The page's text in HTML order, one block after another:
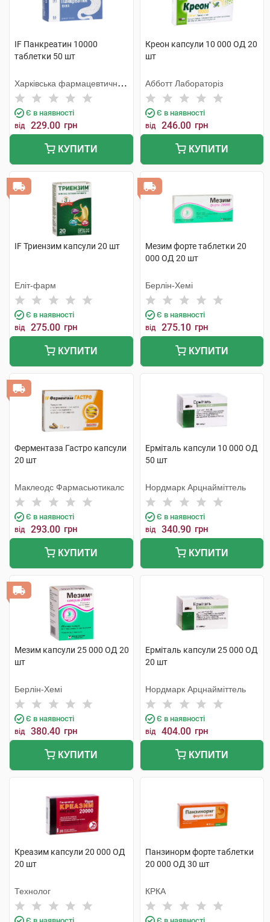
IF Панкреатин 10000
таблетки 50 шт
Харківська фармацевтична
фабрика
Є в наявності
від 229.00 грн
КУПИТИ
Креон капсули 10 000 ОД 20
шт
Абботт Лабораторіз
Є в наявності
від 246.00 грн
КУПИТИ
IF Триензим капсули 20 шт
Еліт-фарм
Є в наявності
від 275.00 грн
КУПИТИ
Мезим форте таблетки 20
000 ОД 20 шт
Берлін-Хемі
Є в наявності
від 275.10 грн
КУПИТИ
Ферментаза Гастро капсули
20 шт
Маклеодс Фармасьютикалс
Є в наявності
від 293.00 грн
КУПИТИ
Ерміталь капсули 10 000 ОД
50 шт
Нордмарк Арцнайміттель
Є в наявності
від 340.90 грн
КУПИТИ
Мезим капсули 25 000 ОД 20
шт
Берлін-Хемі
Є в наявності
від 380.40 грн
КУПИТИ
Ерміталь капсули 25 000 ОД
20 шт
Нордмарк Арцнайміттель
Є в наявності
від 404.00 грн
КУПИТИ
Креазим капсули 20 000 ОД
20 шт
Технолог
Панзинорм форте таблетки
20 000 ОД 30 шт
КРКА